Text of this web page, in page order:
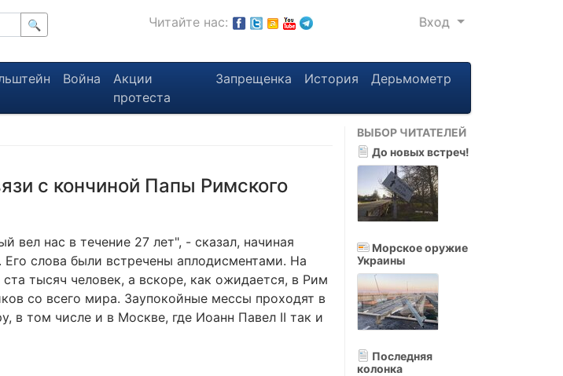
🔍 Читайте нас: Вход
Война
Акции
протеста
Запрещенка История Дерьмометр
с кончиной Папы Римского
вел нас в течение 27 лет", - сказал, начиная
слова были встречены аплодисментами. На
тысяч человек, а вскоре, как ожидается, в Рим
со всего мира. Заупокойные мессы проходят в
в том числе и в Москве, где Иоанн Павел II так и
ВЫБОР ЧИТАТЕЛЕЙ
До новых встреч!
Морское оружие
Украины
Последняя
колонка